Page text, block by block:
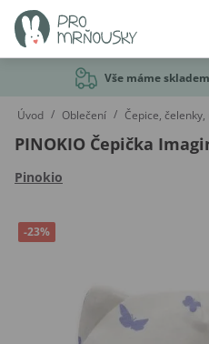
Vše máme
Úvod / Oblečení / Čepice,
PINOKIO Čepička
Pinokio
-23%